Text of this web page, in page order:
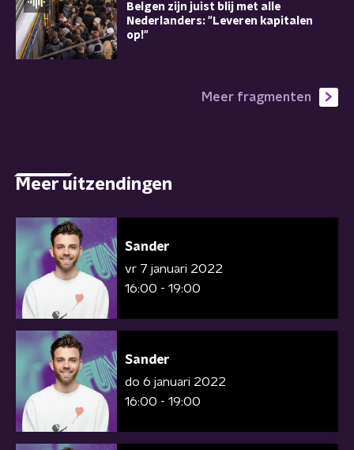
Belgen zijn juist blij met alle
Nederlanders: "Leveren kapitalen
op!"
Meer fragmenten
Meer uitzendingen
Sander
vr 7 januari 2022
16:00 - 19:00
Sander
do 6 januari 2022
16:00 - 19:00